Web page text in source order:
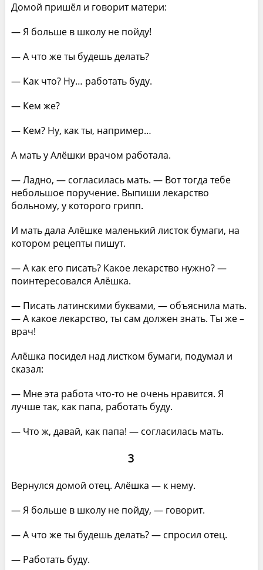
Домой пришёл и говорит матери:
— Я больше в школу не пойду!
— А что же ты будешь делать?
— Как что? Ну… работать буду.
— Кем же?
— Кем? Ну, как ты, например…
А мать у Алёшки врачом работала.
— Ладно, — согласилась мать. — Вот тогда тебе
небольшое поручение. Выпиши лекарство
больному, у которого грипп.
И мать дала Алёшке маленький листок бумаги, на
котором рецепты пишут.
— А как его писать? Какое лекарство нужно? —
поинтересовался Алёшка.
— Писать латинскими буквами, — объяснила мать.
— А какое лекарство, ты сам должен знать. Ты же –
врач!
Алёшка посидел над листком бумаги, подумал и
сказал:
— Мне эта работа что-то не очень нравится. Я
лучше так, как папа, работать буду.
— Что ж, давай, как папа! — согласилась мать.
3
Вернулся домой отец. Алёшка — к нему.
— Я больше в школу не пойду, — говорит.
— А что же ты будешь делать? — спросил отец.
— Работать буду.